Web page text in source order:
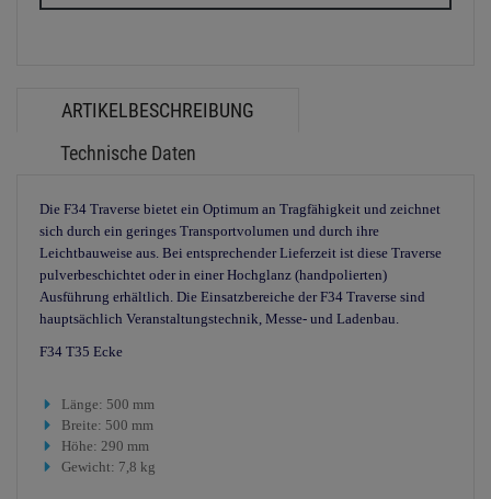
ARTIKELBESCHREIBUNG
Technische Daten
Die F34 Traverse bietet ein Optimum an Tragfähigkeit und zeichnet
sich durch ein geringes Transportvolumen und durch ihre
Leichtbauweise aus. Bei entsprechender Lieferzeit ist diese Traverse
pulverbeschichtet oder in einer Hochglanz (handpolierten)
Ausführung erhältlich. Die Einsatzbereiche der F34 Traverse sind
hauptsächlich Veranstaltungstechnik, Messe- und Ladenbau.
F34 T35 Ecke
Länge: 500 mm
Breite: 500 mm
Höhe: 290 mm
Gewicht: 7,8 kg